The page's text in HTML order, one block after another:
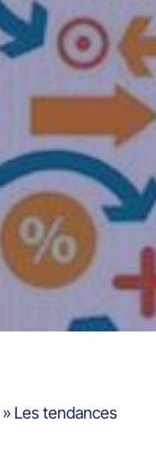
» Les tendances